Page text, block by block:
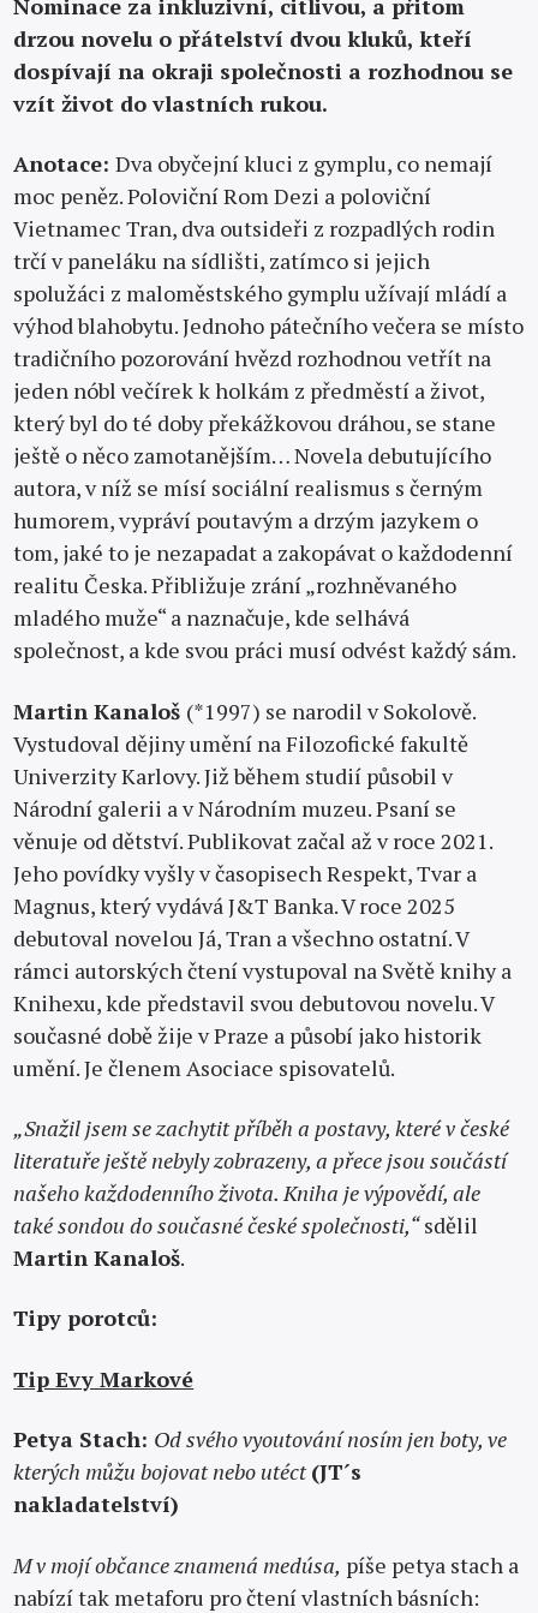
Nominace za inkluzivní, citlivou, a přitom
drzou novelu o přátelství dvou kluků, kteří
dospívají na okraji společnosti a rozhodnou se
vzít život do vlastních rukou.
Anotace:Dva obyčejní kluci z gymplu, co nemají
moc peněz. Poloviční Rom Dezi a poloviční
Vietnamec Tran, dva outsideři z rozpadlých rodin
trčí v paneláku na sídlišti, zatímco si jejich
spolužáci z maloměstského gymplu užívají mládí a
výhod blahobytu. Jednoho pátečního večera se místo
tradičního pozorování hvězd rozhodnou vetřít na
jeden nóbl večírek k holkám z předměstí a život,
který byl do té doby překážkovou dráhou, se stane
ještě o něco zamotanějším… Novela debutujícího
autora, v níž se mísí sociální realismus s černým
humorem, vypráví poutavým a drzým jazykem o
tom, jaké to je nezapadat a zakopávat o každodenní
realitu Česka. Přibližuje zrání „rozhněvaného
mladého muže“ a naznačuje, kde selhává
společnost, a kde svou práci musí odvést každý sám.
Martin Kanaloš (*1997) se narodil v Sokolově.
Vystudoval dějiny umění na Filozofické fakultě
Univerzity Karlovy. Již během studií působil v
Národní galerii a v Národním muzeu. Psaní se
věnuje od dětství. Publikovat začal až v roce 2021.
Jeho povídky vyšly v časopisech Respekt, Tvar a
Magnus, který vydává J&T Banka. V roce 2025
debutoval novelou Já, Tran a všechno ostatní. V
rámci autorských čtení vystupoval na Světě knihy a
Knihexu, kde představil svou debutovou novelu. V
současné době žije v Praze a působí jako historik
umění. Je členem Asociace spisovatelů.
„Snažil jsem se zachytit příběh a postavy, které v české
literatuře ještě nebyly zobrazeny, a přece jsou součástí
našeho každodenního života. Kniha je výpovědí, ale
také sondou do současné české společnosti,“sdělil
Martin Kanaloš.
Tipy porotců:
Tip Evy Markové
Petya Stach: Od svého vyoutování nosím jen boty, ve
kterých můžu bojovat nebo utéct(JT´s
nakladatelství)
M v mojí občance znamená medúsa, píše petya stach a
nabízí tak metaforu pro čtení vlastních básních: